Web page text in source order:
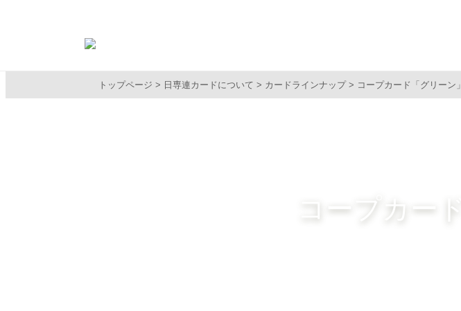
トップページ 日専連カードについて カードラインナップ コープカード「グリーン」
コープカード